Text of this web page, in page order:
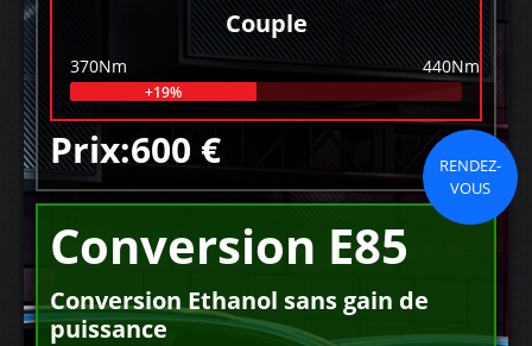
Couple
370Nm 440Nm
+19%
Prix:600 €
RENDEZ-
VOUS
Conversion E85
Conversion Ethanol sans gain de
puissance